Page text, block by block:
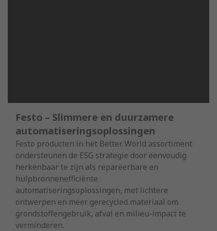
Festo – Slimmere en duurzamere
automatiseringsoplossingen
Festo producten in het Better World assortiment
ondersteunen de ESG strategie door eenvoudig
herkenbaar te zijn als repareerbare en
hulpbronnenefficiënte
automatiseringsoplossingen, met lichtere
ontwerpen en meer gerecycled materiaal om
grondstoffengebruik, afval en milieu-impact te
verminderen.